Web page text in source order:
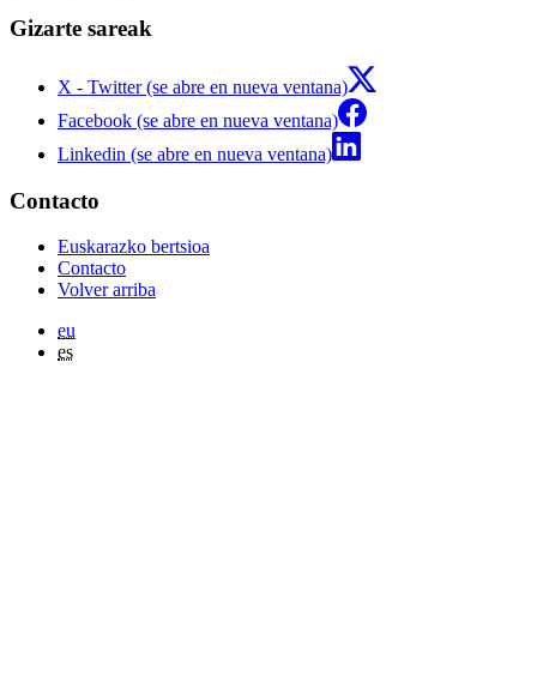
Gizarte sareak
X - Twitter (se abre en nueva ventana)
Facebook (se abre en nueva ventana)
Linkedin (se abre en nueva ventana)
Contacto
Euskarazko bertsioa
Contacto
Volver arriba
eu
es